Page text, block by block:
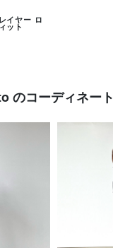
イヤー ロ
ット
のコーディネート